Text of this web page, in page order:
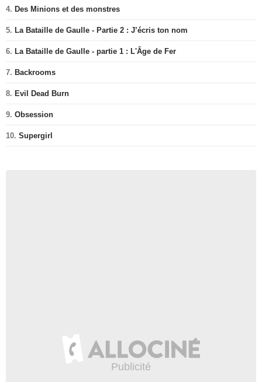
4. Des Minions et des monstres
5. La Bataille de Gaulle - Partie 2 : J’écris ton nom
6. La Bataille de Gaulle - partie 1 : L'Âge de Fer
7. Backrooms
8. Evil Dead Burn
9. Obsession
10. Supergirl